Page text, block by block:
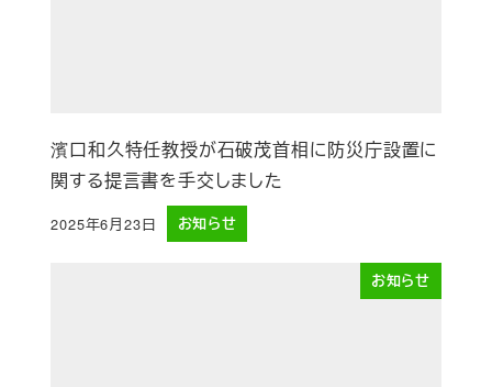
濱口和久特任教授が石破茂首相に防災庁設置に
関する提言書を手交しました
投稿日
2025年6月23日 お知らせ
お知らせ